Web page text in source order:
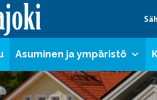
Asuminen ja ympäristö